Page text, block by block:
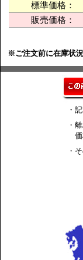
標準価格：
販売価格：
※ご注文前に在庫状
・
・
価
・